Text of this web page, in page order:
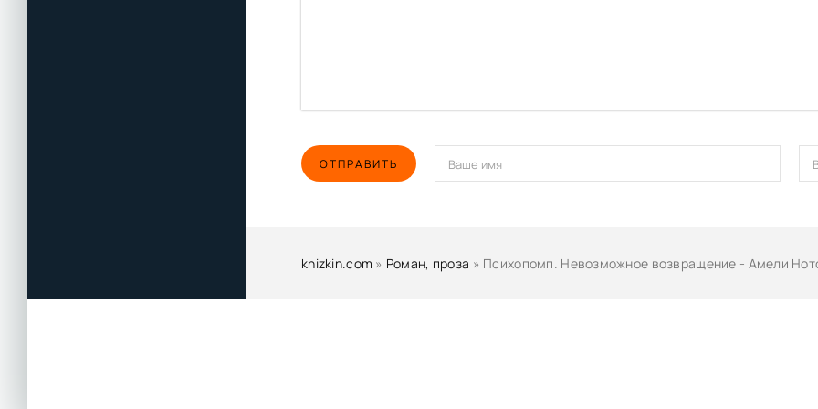
ОТПРАВИТЬ
knizkin.com » Роман, проза » Психопомп. Невозможное возвращение - Амели